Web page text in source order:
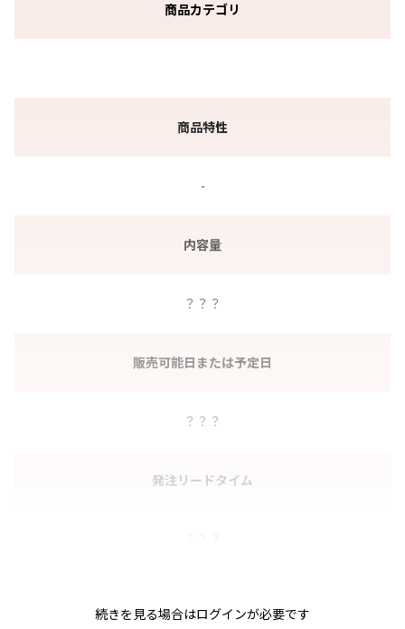
商品カテゴリ
商品特性
-
内容量
？？？
販売可能日または予定日
？？？
発注リードタイム
続きを見る場合はログインが必要です